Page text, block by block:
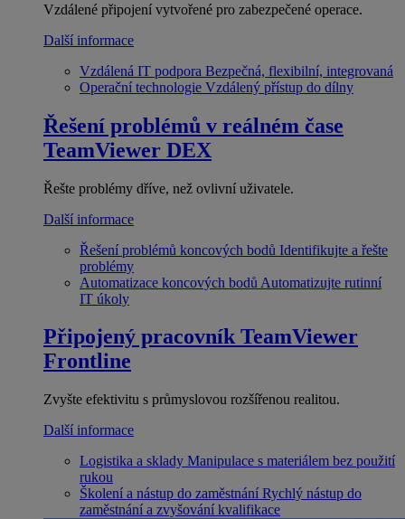
Vzdálené připojení vytvořené pro zabezpečené operace.
Další informace
Vzdálená IT podpora Bezpečná, flexibilní, integrovaná
Operační technologie Vzdálený přístup do dílny
Řešení problémů v reálném čase
TeamViewer DEX
Řešte problémy dříve, než ovlivní uživatele.
Další informace
Řešení problémů koncových bodů Identifikujte a řešte
problémy
Automatizace koncových bodů Automatizujte rutinní
IT úkoly
Připojený pracovník TeamViewer
Frontline
Zvyšte efektivitu s průmyslovou rozšířenou realitou.
Další informace
Logistika a sklady Manipulace s materiálem bez použití
rukou
Školení a nástup do zaměstnání Rychlý nástup do
zaměstnání a zvyšování kvalifikace